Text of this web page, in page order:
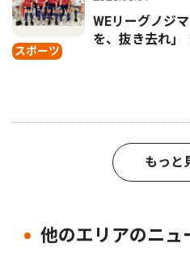
スポーツ
WEリーグノジ
を、抜き去れ｣
もっと
他のエリアのニュ